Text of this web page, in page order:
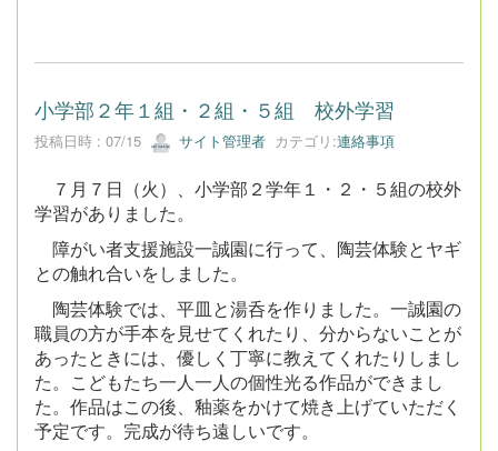
小学部２年１組・２組・５組 校外学習
投稿日時 : 07/15 サイト管理者 カテゴリ:連絡事項
７月７日（火）、小学部２学年１・２・５組の校外
学習がありました。
障がい者支援施設一誠園に行って、陶芸体験とヤギ
との触れ合いをしました。
陶芸体験では、平皿と湯呑を作りました。一誠園の
職員の方が手本を見せてくれたり、分からないことが
あったときには、優しく丁寧に教えてくれたりしまし
た。こどもたち一人一人の個性光る作品ができまし
た。作品はこの後、釉薬をかけて焼き上げていただく
予定です。完成が待ち遠しいです。